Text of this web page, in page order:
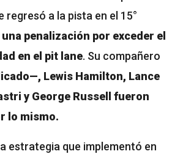
regresó a la pista en el 15°
penalización por exceder el
en el pit lane. Su compañero
Lewis Hamilton, Lance
y George Russell fueron
lo mismo.
estrategia que implementó en